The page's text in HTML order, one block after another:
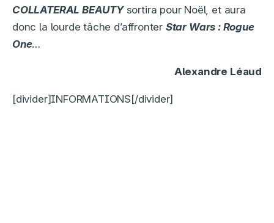
COLLATERAL BEAUTYsortira pour Noël, et aura
donc la lourde tâche d’affronter Star Wars : Rogue
One…
Alexandre Léaud
[divider]INFORMATIONS[/divider]